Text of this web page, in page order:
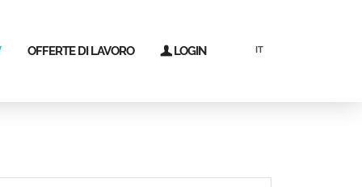
OFFERTE DI LAVORO LOGIN IT